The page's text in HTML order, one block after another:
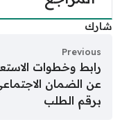
شارك
Previous
رابط وخطوات
عن الضمان
برقم الطلب